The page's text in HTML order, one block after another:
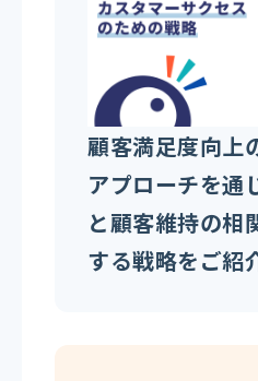
顧客満足度向上
アプローチを通
と顧客維持の相
する戦略をご紹